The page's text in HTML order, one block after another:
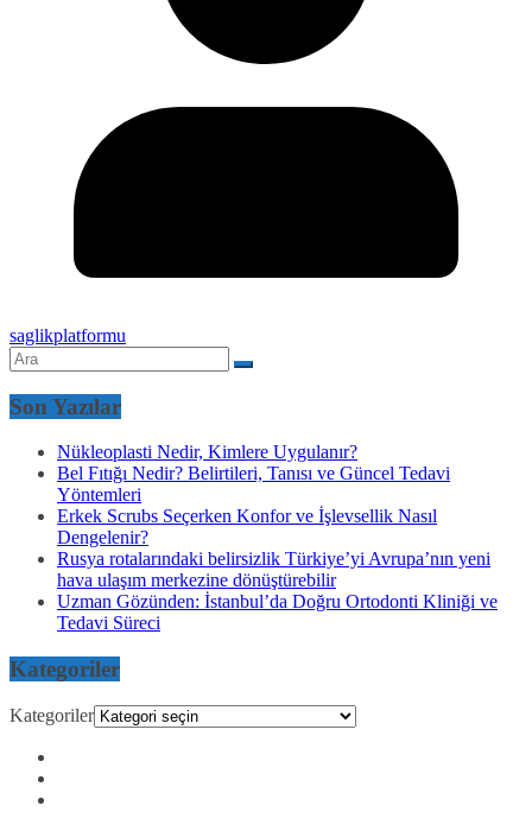
saglikplatformu
Son Yazılar
Nükleoplasti Nedir, Kimlere Uygulanır?
Bel Fıtığı Nedir? Belirtileri, Tanısı ve Güncel Tedavi
Yöntemleri
Erkek Scrubs Seçerken Konfor ve İşlevsellik Nasıl
Dengelenir?
Rusya rotalarındaki belirsizlik Türkiye’yi Avrupa’nın yeni
hava ulaşım merkezine dönüştürebilir
Uzman Gözünden: İstanbul’da Doğru Ortodonti Kliniği ve
Tedavi Süreci
Kategoriler
Kategoriler